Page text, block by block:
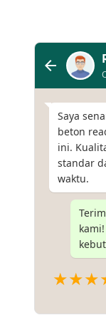
Saya
beton
ini.
standar
waktu.